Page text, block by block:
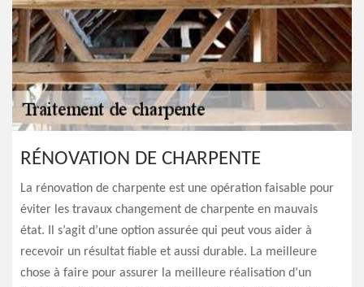
RÉNOVATION DE CHARPENTE
La rénovation de charpente est une opération faisable pour
éviter les travaux changement de charpente en mauvais
état. Il s’agit d’une option assurée qui peut vous aider à
recevoir un résultat fiable et aussi durable. La meilleure
chose à faire pour assurer la meilleure réalisation d’un